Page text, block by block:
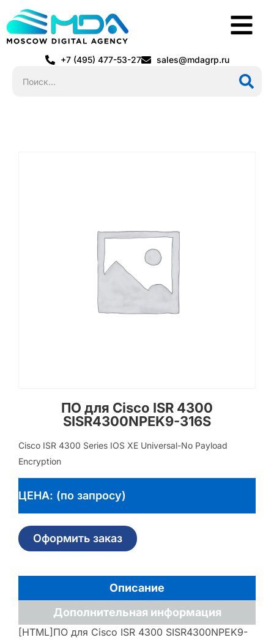
+7 (495) 477-53-27 sales@mdagrp.ru
ПО для Cisco ISR 4300
SISR4300NPEK9-316S
Cisco ISR 4300 Series IOS XE Universal-No Payload
Encryption
ЦЕНА: (по запросу)
Оформить заказ
Описание
Дополнительная информация
[HTML]ПО для Cisco ISR 4300 SISR4300NPEK9-